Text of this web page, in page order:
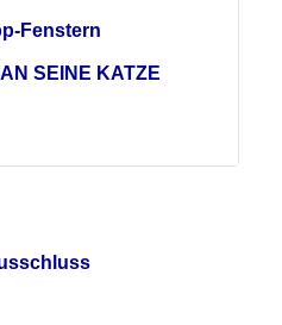
Fenstern
SEINE KATZE